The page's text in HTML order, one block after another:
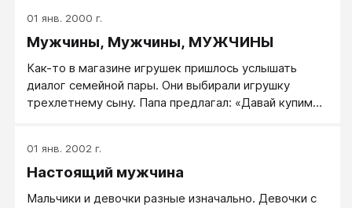
сейчас востребовано? Что людям нужно, за что
люди готовы платить?
01 янв. 2000 г.
Мужчины, Мужчины, МУЖЧИНЫ
Как-то в магазине игрушек пришлось услышать
диалог семейной пары. Они выбирали игрушку
трехлетнему сыну. Папа предлагал: «Давай купим
глядя на этот меч. Мама нахмурилась: «Не надо, это
агрессивная игрушка. Давай купим настольную игру
01 янв. 2002 г.
Настоящий мужчина
Мальчики и девочки разные изначально. Девочки с